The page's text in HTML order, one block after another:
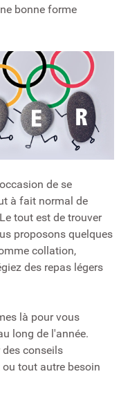
bonne forme
de se
à fait normal de
tout est de trouver
proposons quelques
collation,
des repas légers
là pour vous
long de l'année.
conseils
tout autre besoin